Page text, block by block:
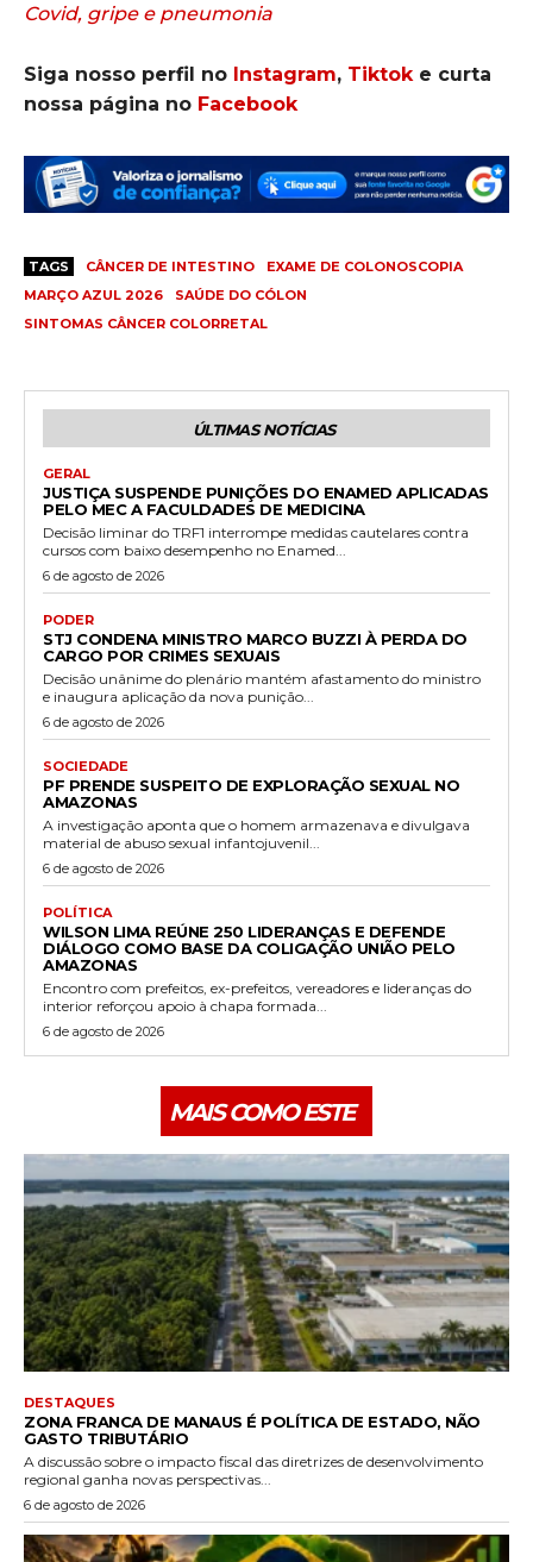
Covid, gripe e pneumonia
Siga nosso perfil no Instagram, Tiktok e curta
nossa página no Facebook
TAGS CÂNCER DE INTESTINO
EXAME DE COLONOSCOPIA
MARÇO AZUL 2026
SAÚDE DO CÓLON
SINTOMAS CÂNCER COLORRETAL
ÚLTIMAS NOTÍCIAS
GERAL
JUSTIÇA SUSPENDE PUNIÇÕES DO ENAMED APLICADAS
PELO MEC A FACULDADES DE MEDICINA
Decisão liminar do TRF1 interrompe medidas cautelares contra
cursos com baixo desempenho no Enamed...
6 de agosto de 2026
PODER
STJ CONDENA MINISTRO MARCO BUZZI À PERDA DO
CARGO POR CRIMES SEXUAIS
Decisão unânime do plenário mantém afastamento do ministro
e inaugura aplicação da nova punição...
6 de agosto de 2026
SOCIEDADE
PF PRENDE SUSPEITO DE EXPLORAÇÃO SEXUAL NO
AMAZONAS
A investigação aponta que o homem armazenava e divulgava
material de abuso sexual infantojuvenil...
6 de agosto de 2026
POLÍTICA
WILSON LIMA REÚNE 250 LIDERANÇAS E DEFENDE
DIÁLOGO COMO BASE DA COLIGAÇÃO UNIÃO PELO
AMAZONAS
Encontro com prefeitos, ex-prefeitos, vereadores e lideranças do
interior reforçou apoio à chapa formada...
6 de agosto de 2026
MAIS COMO ESTE
DESTAQUES
ZONA FRANCA DE MANAUS É POLÍTICA DE ESTADO, NÃO
GASTO TRIBUTÁRIO
A discussão sobre o impacto fiscal das diretrizes de desenvolvimento
regional ganha novas perspectivas...
6 de agosto de 2026